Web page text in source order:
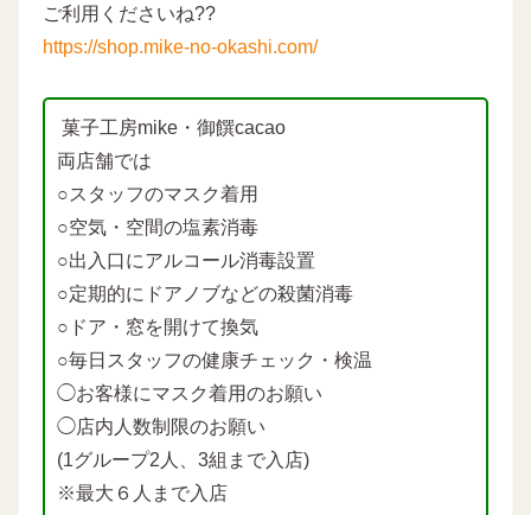
ご利用くださいね??
https://shop.mike-no-okashi.com/
菓子工房mike・御饌cacao
両店舗では
○スタッフのマスク着用
○空気・空間の塩素消毒
○出入口にアルコール消毒設置
○定期的にドアノブなどの殺菌消毒
○ドア・窓を開けて換気
○毎日スタッフの健康チェック・検温
◯お客様にマスク着用のお願い
◯店内人数制限のお願い
(1グループ2人、3組まで入店)
※最大６人まで入店